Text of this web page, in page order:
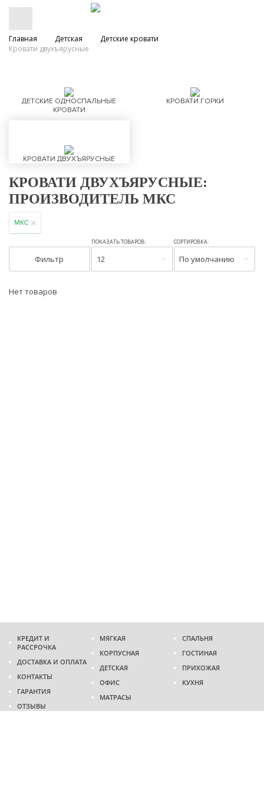
Главная Детская
Детские кровати
Кровати двухъярусные
ДЕТСКИЕ ОДНОСПАЛЬНЫЕ
КРОВАТИ
КРОВАТИ ГОРКИ
КРОВАТИ ДВУХЪЯРУСНЫЕ
КРОВАТИ ДВУХЪЯРУСНЫЕ:
ПРОИЗВОДИТЕЛЬ МКС
МКС
Фильтр
ПОКАЗАТЬ ТОВАРОВ:
12
СОРТИРОВКА:
По умолчанию
Нет товаров
КРЕДИТ И
РАССРОЧКА
ДОСТАВКА И ОПЛАТА
КОНТАКТЫ
ГАРАНТИЯ
ОТЗЫВЫ
МЯГКАЯ
КОРПУСНАЯ
ДЕТСКАЯ
ОФИС
МАТРАСЫ
СПАЛЬНЯ
ГОСТИНАЯ
ПРИХОЖАЯ
КУХНЯ